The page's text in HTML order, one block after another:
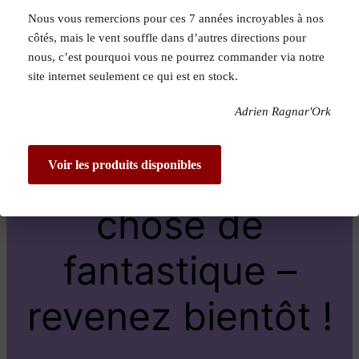
Pardon pour le
dérangement !
Nous travaillons
sur quelque
chose de
fantastique –
revenez bientôt !
Nous vous remercions pour ces 7 années incroyables à nos
côtés, mais le vent souffle dans d’autres directions pour
nous, c’est pourquoi vous ne pourrez commander via notre
site internet seulement ce qui est en stock.
Adrien Ragnar'Ork
Voir les produits disponibles